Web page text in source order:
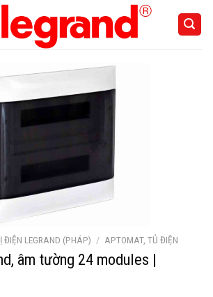
ĐIỆN LEGRAND (PHÁP) / APTOMAT, TỦ ĐIỆN
âm tường 24 modules |